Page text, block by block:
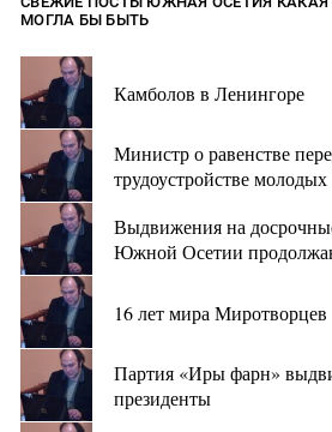
МОГЛА БЫ БЫТЬ
Камболов в Ленингоре
Министр о равенстве
трудоустройстве молодых
Выдвижения на
Южной Осетии
16 лет мира Миротворцев
Партия «Иры фарн»
президенты